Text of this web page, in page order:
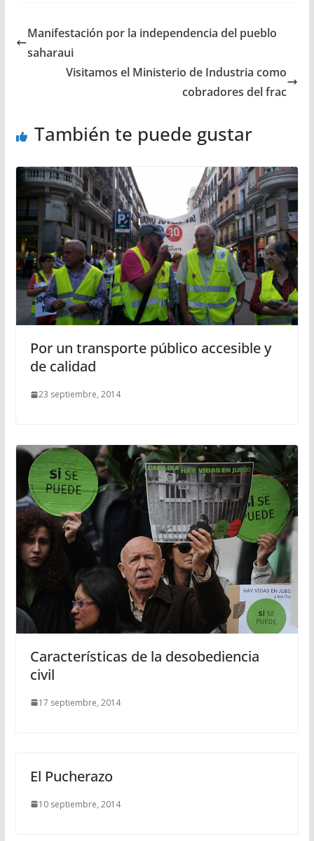
Manifestación por la independencia del pueblo
saharaui
Visitamos el Ministerio de Industria como
cobradores del frac
También te puede gustar
Por un transporte público accesible y
de calidad
23 septiembre, 2014
Características de la desobediencia
civil
17 septiembre, 2014
El Pucherazo
10 septiembre, 2014